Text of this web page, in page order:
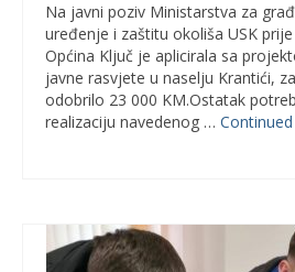
Na javni poziv Ministarstva za
uređenje i zaštitu okoliša USK
Općina Ključ je aplicirala sa
javne rasvjete u naselju Krantići,
odobrilo 23 000 KM.Ostatak
realizaciju navedenog … Continued